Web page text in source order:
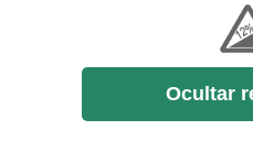
Ocultar